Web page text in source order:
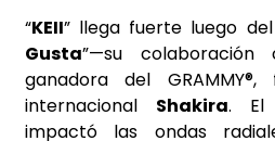
“KEII” llega fuerte luego
Gusta”—su colaboración
ganadora del
internacional Shakira. El
impactó las ondas